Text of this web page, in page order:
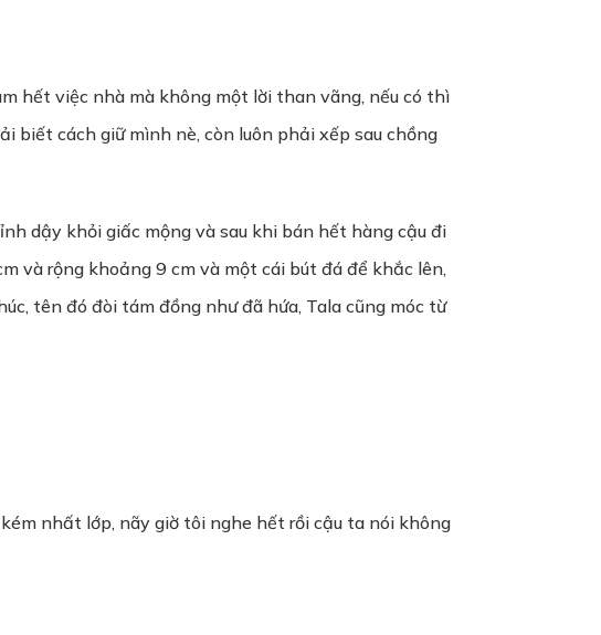
hết việc nhà mà không một lời than vãng, nếu có thì
biết cách giữ mình nè, còn luôn phải xếp sau chồng
dậy khỏi giấc mộng và sau khi bán hết hàng cậu đi
và rộng khoảng 9 cm và một cái bút đá để khắc lên,
tên đó đòi tám đồng như đã hứa, Tala cũng móc từ
nhất lớp, nãy giờ tôi nghe hết rồi cậu ta nói không